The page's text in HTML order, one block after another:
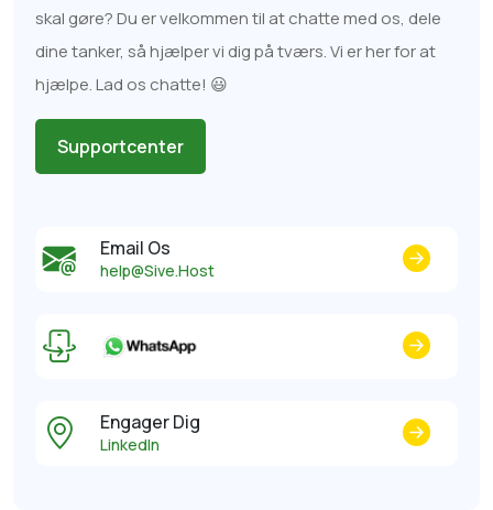
skal gøre? Du er velkommen til at chatte med os, dele
dine tanker, så hjælper vi dig på tværs. Vi er her for at
hjælpe. Lad os chatte! 😃
Supportcenter
Email Os
help@Sive.Host
Engager Dig
LinkedIn